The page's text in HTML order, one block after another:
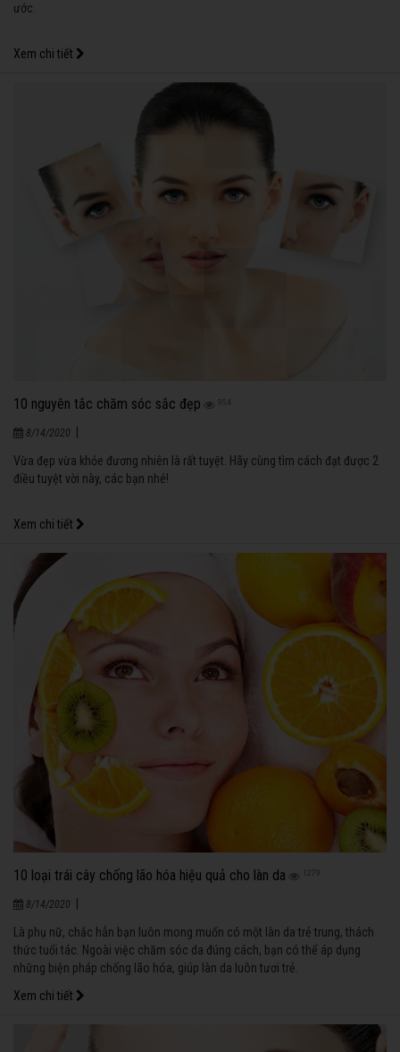
ước.
Xem chi tiết
10 nguyên tắc chăm sóc sắc đẹp 954
8/14/2020
Vừa đẹp vừa khỏe đương nhiên là rất tuyệt. Hãy cùng tìm cách đạt được 2
điều tuyệt vời này, các bạn nhé!
Xem chi tiết
10 loại trái cây chống lão hóa hiệu quả cho làn da 1279
8/14/2020
Là phụ nữ, chắc hẳn bạn luôn mong muốn có một làn da trẻ trung, thách
thức tuổi tác. Ngoài việc chăm sóc da đúng cách, bạn có thể áp dụng
những biện pháp chống lão hóa, giúp làn da luôn tươi trẻ.
Xem chi tiết